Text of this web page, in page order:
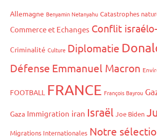
Allemagne Benyamin Netanyahu Catastrophes
Commerce et Echanges Conflit
Criminalité Culture Diplomatie
Défense Emmanuel Macron
FOOTBALL FRANCE François Bayrou
Gaza Immigration iran Israël Joe Biden
Migrations Internationales Notre